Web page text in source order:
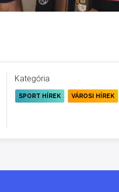
Kategória
SPORT HÍREK VÁROSI HÍREK